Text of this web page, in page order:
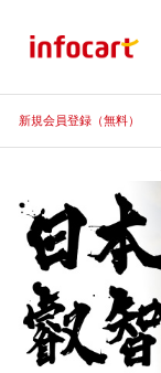
新規会員登録（無料）